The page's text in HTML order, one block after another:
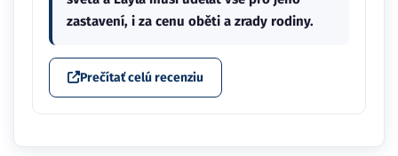
zastavení, i za cenu oběti a zrady rodiny.
Prečítať celú recenziu